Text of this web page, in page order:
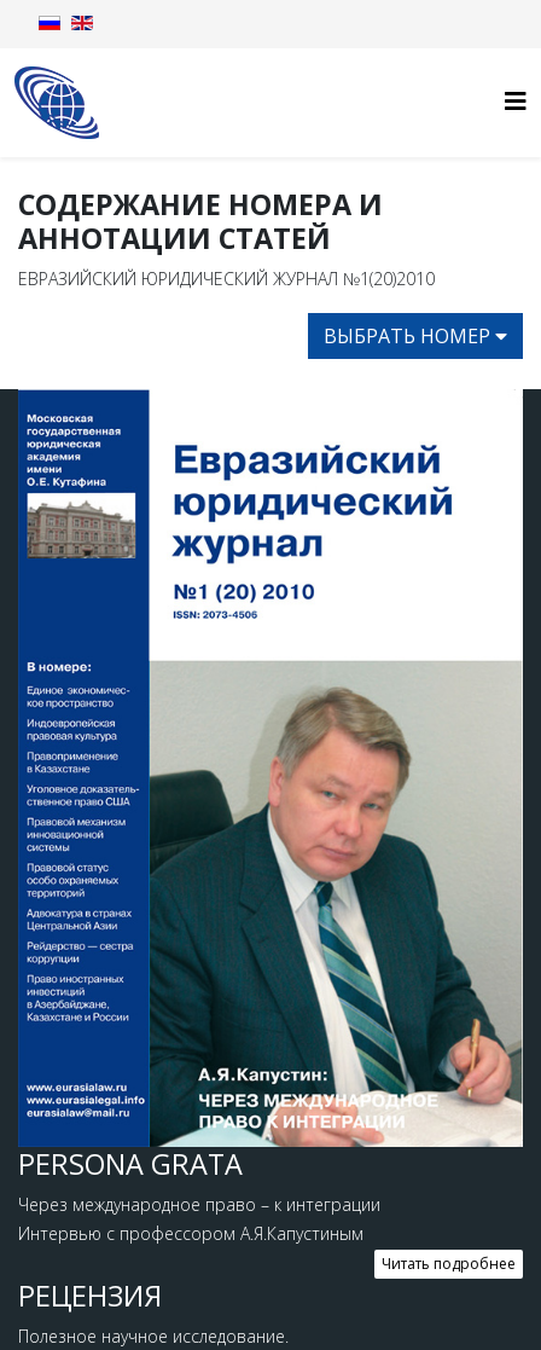
СОДЕРЖАНИЕ НОМЕРА И
АННОТАЦИИ СТАТЕЙ
ЕВРАЗИЙСКИЙ ЮРИДИЧЕСКИЙ ЖУРНАЛ №1(20)2010
ВЫБРАТЬ НОМЕР
PERSONA GRATA
Через международное право – к интеграции
Интервью с профессором А.Я.Капустиным
Читать подробнее
РЕЦЕНЗИЯ
Полезное научное исследование.